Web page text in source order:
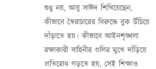
শুধু নয়, আবু সাঈদ শিখিয়েছেন,
কীভাবে স্বৈরাচারের বিরুদ্ধে বুক উঁচিয়ে
দাঁড়াতে হয়। কীভাবে আইনশৃঙ্খলা
রক্ষাকারী বাহিনীর গুলির মুখে দাঁড়িয়ে
প্রতিরোধ গড়তে হয়, সেই শিক্ষাও